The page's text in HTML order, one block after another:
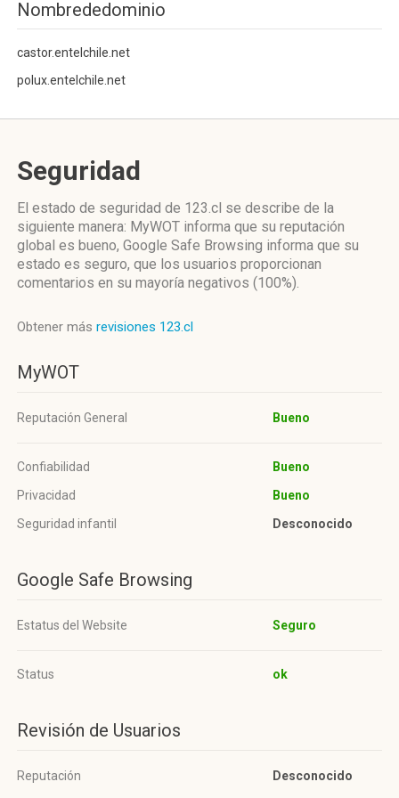
Nombrededominio
castor.entelchile.net
polux.entelchile.net
Seguridad
El estado de seguridad de 123.cl se describe de la
siguiente manera: MyWOT informa que su reputación
global es bueno, Google Safe Browsing informa que su
estado es seguro, que los usuarios proporcionan
comentarios en su mayoría negativos (100%).
Obtener más revisiones 123.cl
MyWOT
Reputación General Bueno
Confiabilidad
Bueno
Privacidad
Bueno
Seguridad infantil
Desconocido
Google Safe Browsing
Estatus del Website Seguro
Status ok
Revisión de Usuarios
Reputación Desconocido